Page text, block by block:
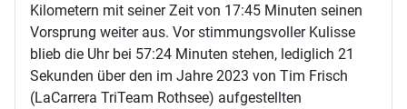
Kilometern mit seiner Zeit von 17:45 Minuten seinen
Vorsprung weiter aus. Vor stimmungsvoller Kulisse
blieb die Uhr bei 57:24 Minuten stehen, lediglich 21
Sekunden über den im Jahre 2023 von Tim Frisch
(LaCarrera TriTeam Rothsee) aufgestellten